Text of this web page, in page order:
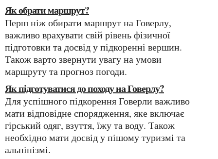
Як обрати маршрут?
Перш ніж обирати маршрут на Говерлу,
важливо врахувати свій рівень фізичної
підготовки та досвід у підкоренні вершин.
Також варто звернути увагу на умови
маршруту та прогноз погоди.
Як підготуватися до походу на Говерлу?
Для успішного підкорення Говерли важливо
мати відповідне спорядження, яке включає
гірський одяг, взуття, їжу та воду. Також
необхідно мати досвід у пішому туризмі та
альпінізмі.